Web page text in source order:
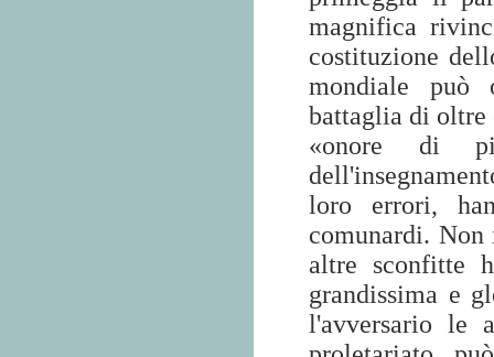
magnifica
costituzione
mondiale può
battaglia di oltre
«onore di
loro errori,
comunardi. Non
altre sconfitte
grandissima e
l'avversario le